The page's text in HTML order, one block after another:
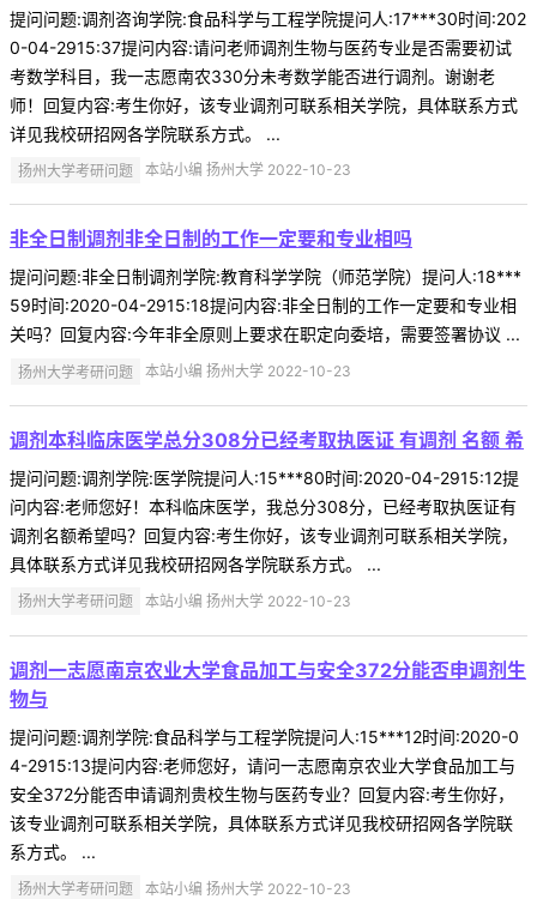
提问问题:调剂咨询学院:食品科学与工程学院提问人:17***30时间:202
0-04-2915:37提问内容:请问老师调剂生物与医药专业是否需要初试
考数学科目，我一志愿南农330分未考数学能否进行调剂。谢谢老
师！回复内容:考生你好，该专业调剂可联系相关学院，具体联系方式
详见我校研招网各学院联系方式。 ...
扬州大学考研问题 本站小编 扬州大学 2022-10-23
非全日制调剂非全日制的工作一定要和专业相吗
提问问题:非全日制调剂学院:教育科学学院（师范学院）提问人:18***
59时间:2020-04-2915:18提问内容:非全日制的工作一定要和专业相
关吗？回复内容:今年非全原则上要求在职定向委培，需要签署协议 ...
扬州大学考研问题 本站小编 扬州大学 2022-10-23
调剂本科临床医学总分308分已经考取执医证 有调剂 名额 希
提问问题:调剂学院:医学院提问人:15***80时间:2020-04-2915:12提
问内容:老师您好！本科临床医学，我总分308分，已经考取执医证有
调剂名额希望吗？回复内容:考生你好，该专业调剂可联系相关学院，
具体联系方式详见我校研招网各学院联系方式。 ...
扬州大学考研问题 本站小编 扬州大学 2022-10-23
调剂一志愿南京农业大学食品加工与安全372分能否申调剂生
物与
提问问题:调剂学院:食品科学与工程学院提问人:15***12时间:2020-0
4-2915:13提问内容:老师您好，请问一志愿南京农业大学食品加工与
安全372分能否申请调剂贵校生物与医药专业？回复内容:考生你好，
该专业调剂可联系相关学院，具体联系方式详见我校研招网各学院联
系方式。 ...
扬州大学考研问题 本站小编 扬州大学 2022-10-23